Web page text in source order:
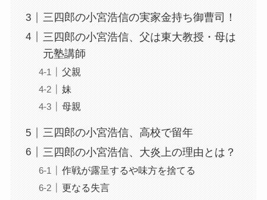
三四郎の小宮浩信の実家金持ち御曹司！
三四郎の小宮浩信、父は東大教授・母は
元塾講師
父親
妹
母親
三四郎の小宮浩信、高校で留年
三四郎の小宮浩信、大炎上の理由とは？
作戦が露呈するや味方を捨てる
更なる失言